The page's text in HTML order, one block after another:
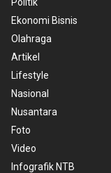
Ekonomi Bisnis
Olahraga
Artikel
Lifestyle
Nasional
Nusantara
Foto
Video
Infografik NTB